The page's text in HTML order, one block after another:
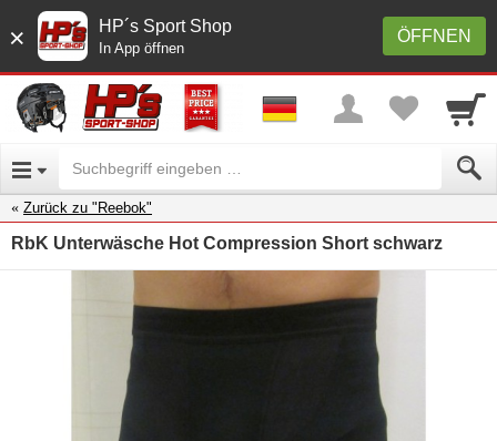
× ÖFFNEN
HP´s Sport Shop
In App öffnen
Zurück zu "Reebok"
RbK Unterwäsche Hot Compression Short schwarz